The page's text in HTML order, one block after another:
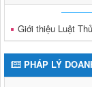
Giới thiệu Luật
PHÁP LÝ